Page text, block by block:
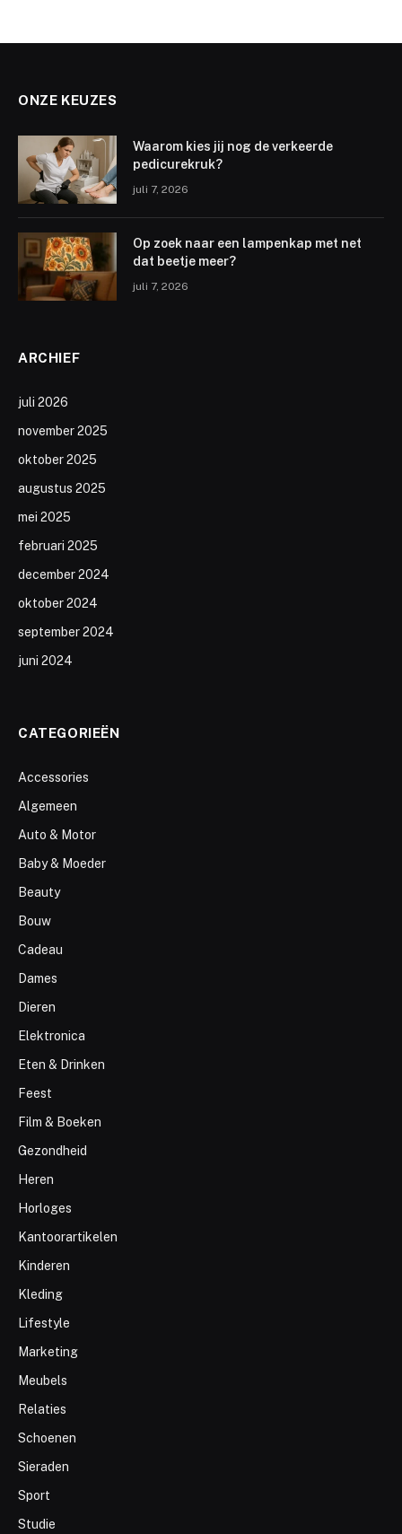
ONZE KEUZES
Waarom kies jij nog de verkeerde
pedicurekruk?
juli 7, 2026
Op zoek naar een lampenkap met net
dat beetje meer?
juli 7, 2026
ARCHIEF
juli 2026
november 2025
oktober 2025
augustus 2025
mei 2025
februari 2025
december 2024
oktober 2024
september 2024
juni 2024
CATEGORIEËN
Accessories
Algemeen
Auto & Motor
Baby & Moeder
Beauty
Bouw
Cadeau
Dames
Dieren
Elektronica
Eten & Drinken
Feest
Film & Boeken
Gezondheid
Heren
Horloges
Kantoorartikelen
Kinderen
Kleding
Lifestyle
Marketing
Meubels
Relaties
Schoenen
Sieraden
Sport
Studie